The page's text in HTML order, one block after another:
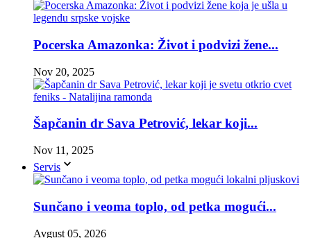
Pocerska Amazonka: Život i podvizi žene...
Nov 20, 2025
Šapčanin dr Sava Petrović, lekar koji...
Nov 11, 2025
Servis
Sunčano i veoma toplo, od petka mogući...
Avgust 05, 2026